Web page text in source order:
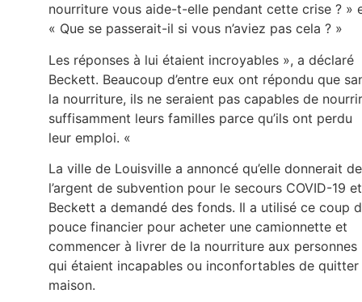
nourriture vous aide-t-elle pendant cette crise ? »
« Que se passerait-il si vous n’aviez pas cela ? »
Les réponses à lui étaient incroyables », a déclaré
Beckett. Beaucoup d’entre eux ont répondu que
la nourriture, ils ne seraient pas capables de nourrir
suffisamment leurs familles parce qu’ils ont perdu
leur emploi. «
La ville de Louisville a annoncé qu’elle donnerait de
l’argent de subvention pour le secours COVID-19 et
Beckett a demandé des fonds. Il a utilisé ce coup
pouce financier pour acheter une camionnette et
commencer à livrer de la nourriture aux personnes
qui étaient incapables ou inconfortables de quitter
maison.